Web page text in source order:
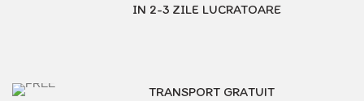
IN 2-3 ZILE LUCRATOARE
TRANSPORT GRATUIT